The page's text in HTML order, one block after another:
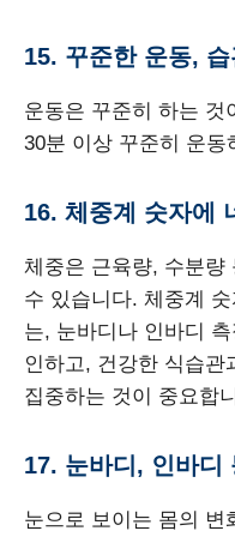
15. 꾸준한 운동,
운동은 꾸준히 하는 것
30분 이상 꾸준히 운동
16. 체중계 숫자에
체중은 근육량, 수분량
수 있습니다. 체중계
는, 눈바디나 인바디
인하고, 건강한 식습관
집중하는 것이 중요합
17. 눈바디, 인바디
눈으로 보이는 몸의 변